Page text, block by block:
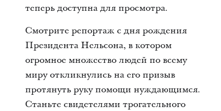
теперь доступна для просмотра.
Смотрите репортаж с дня рождения
Президента Нельсона, в котором
огромное множество людей по всему
миру откликнулись на его призыв
протянуть руку помощи нуждающимся.
Станьте свидетелями трогательного